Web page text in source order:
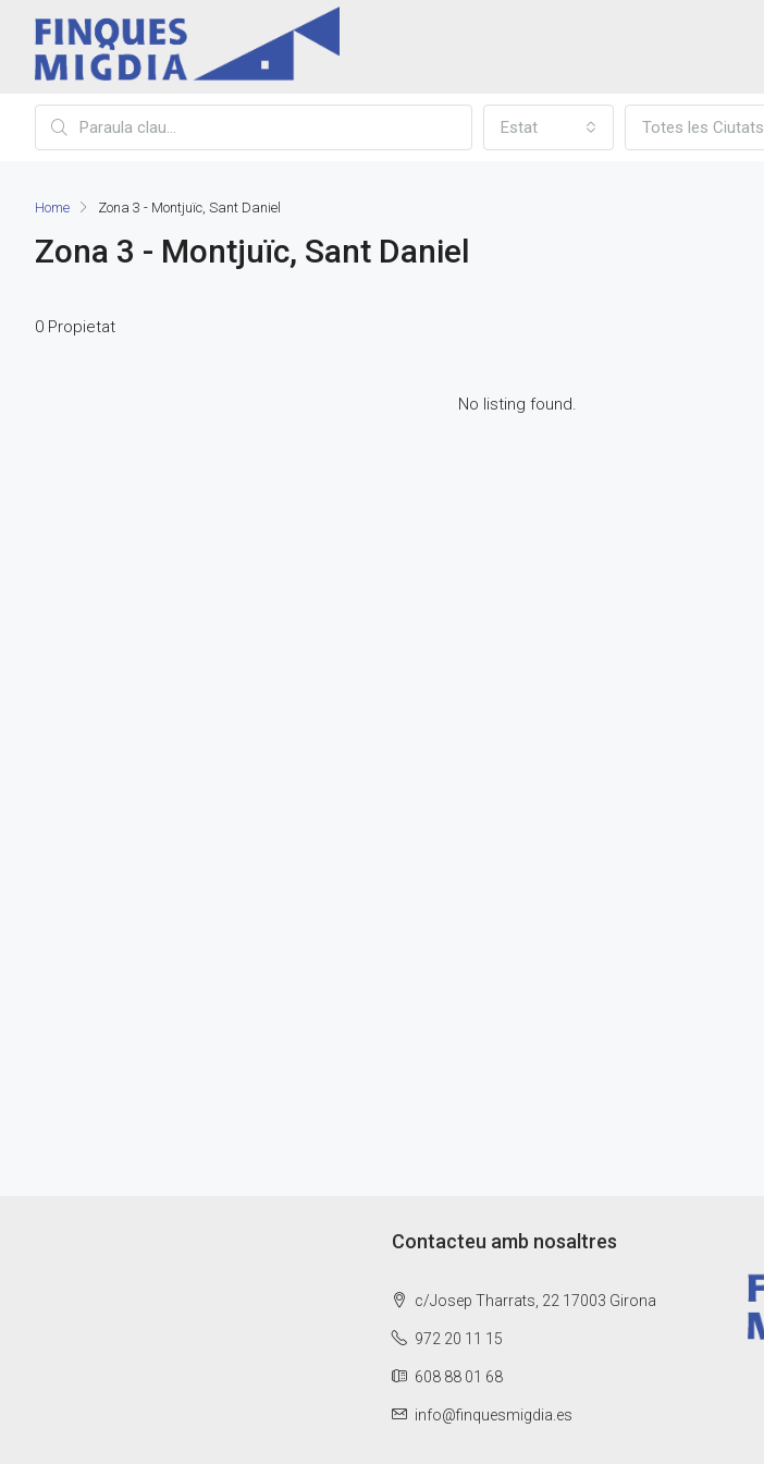
Estat Totes les Ciutats
Home Zona 3 - Montjuïc, Sant Daniel
Zona 3 - Montjuïc, Sant Daniel
0 Propietat
No listing found.
Contacteu amb nosaltres
c/Josep Tharrats, 22 17003 Girona
972 20 11 15
608 88 01 68
info@finquesmigdia.es